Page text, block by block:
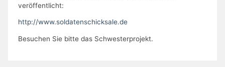
veröffentlicht:
http://www.soldatenschicksale.de
Besuchen Sie bitte das Schwesterprojekt.